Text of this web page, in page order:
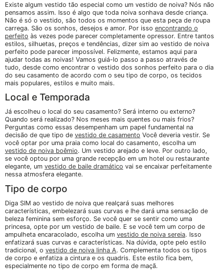
Existe algum vestido tão especial como um vestido de noiva? Nós não
pensamos assim. Isso é algo que toda noiva sonhava desde criança.
Não é só o vestido, são todos os momentos que esta peça de roupa
carrega. São os sonhos, desejos e amor. Por isso encontrando o
perfeito às vezes pode parecer completamente opressor. Entre tantos
estilos, silhuetas, preços e tendências, dizer sim ao vestido de noiva
perfeito pode parecer impossível. Felizmente, estamos aqui para
ajudar todas as noivas! Vamos guiá-lo passo a passo através de
tudo, desde como encontrar o vestido dos sonhos perfeito para o dia
do seu casamento de acordo com o seu tipo de corpo, os tecidos
mais populares, estilos e muito mais.
Local e Temporada
Já escolheu o local do seu casamento? Será interno ou externo?
Quando será realizado? Nos meses mais quentes ou mais frios?
Perguntas como essas desempenham um papel fundamental na
decisão de que tipo de vestido de casamento Você deveria vestir. Se
você optar por uma praia como local do casamento, escolha um
vestido de noiva boêmio. Um vestido arejado e leve. Por outro lado,
se você optou por uma grande recepção em um hotel ou restaurante
elegante, um vestido de baile dramático vai se encaixar perfeitamente
nessa atmosfera elegante.
Tipo de corpo
Diga SIM ao vestido de noiva que realçará suas melhores
características, embelezará suas curvas e lhe dará uma sensação de
beleza feminina sem esforço. Se você quer se sentir como uma
princesa, opte por um vestido de baile. E se você tem um corpo de
ampulheta encaracolado, escolha um vestido de noiva sereia. Isso
enfatizará suas curvas e características. Na dúvida, opte pelo estilo
tradicional, o vestido de noiva linha A. Complementa todos os tipos
de corpo e enfatiza a cintura e os quadris. Este estilo fica bem,
especialmente no tipo de corpo em forma de maçã.